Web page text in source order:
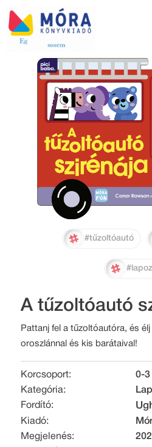
#tűzoltóautó
A tűzoltóautó
Pattanj fel a tűzoltóautóra, és
oroszlánnal és kis barátaival!
Korcsoport:
0-3
Kategória:
Fordító:
Kiadó:
Megjelenés: